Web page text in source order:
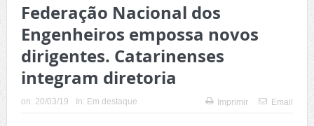
Federação Nacional dos
Engenheiros empossa novos
dirigentes. Catarinenses
integram diretoria
on: 20/03/19 In: Em destaque Imprimir Email